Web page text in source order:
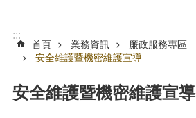
識
局
:::
首頁 業務資訊
廉政服務專區
安全維護暨機密維護宣導
安全維護暨機密維護宣導